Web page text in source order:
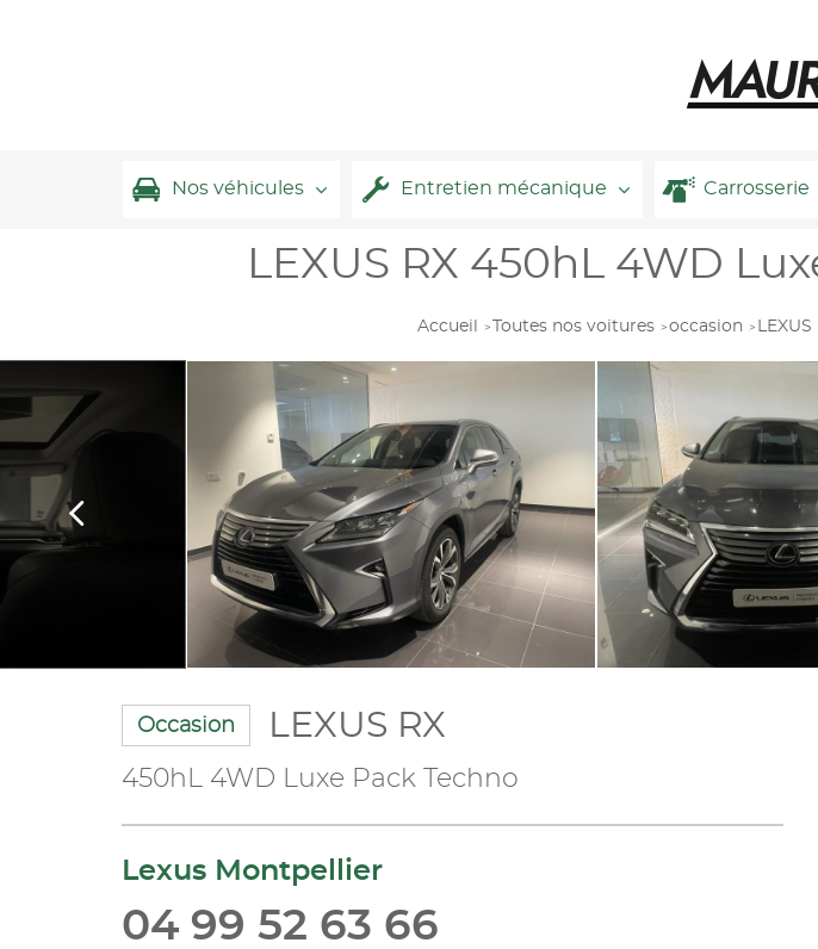
Nos véhicules Entretien mécanique Carrosserie
LEXUS RX 450hL 4WD
Accueil Toutes nos voitures occasion LEXUS
Occasion LEXUS RX
450hL 4WD Luxe Pack Techno
Lexus Montpellier
04 99 52 63 66